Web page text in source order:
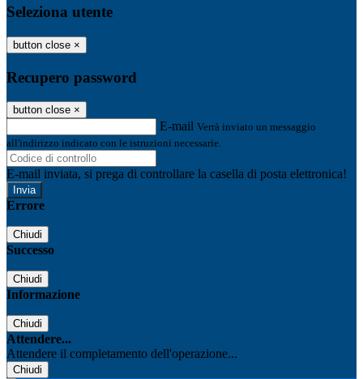
Seleziona utente
button close ×
Recupero password
button close ×
E-mail Verrà inviato un messaggio
all'indirizzo indicato con le istruzioni necessarie.
E-mail inviata, si prega di controllare la casella di posta elettronica!
Errore
Chiudi
Successo
Chiudi
Informazione
Chiudi
Attendere...
Attendere il completamento dell'operazione...
Chiudi